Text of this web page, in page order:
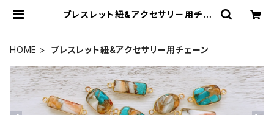
ブレスレット紐&アクセサリー用チェ
HOME
ブレスレット紐&アクセサリー用チェーン